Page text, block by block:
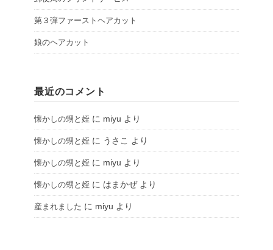
第３弾ファーストヘアカット
娘のヘアカット
最近のコメント
懐かしの甥と姪 に miyu より
懐かしの甥と姪 に うさこ より
懐かしの甥と姪 に miyu より
懐かしの甥と姪 に はまかぜより
産まれました に miyu より